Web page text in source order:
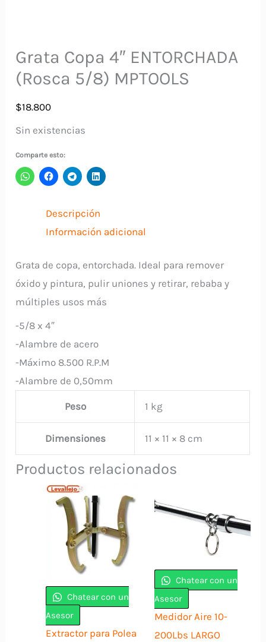
Grata Copa 4″ ENTORCHADA
(Rosca 5/8) MPTOOLS
$18.800
Sin existencias
Comparte esto:
Descripción
Información adicional
Grata de copa, entorchada. Ideal para remover
óxido y pintura, pulir uniones y retirar, rebaba y
múltiples usos más
-5/8 x 4″
-Alambre de acero
-Máximo 8.500 R.P.M
-Alambre de 0,50mm
Peso 1 kg
Dimensiones 11 × 11 × 8 cm
Productos relacionados
Chatear con un
Asesor
Extractor para Polea
Chatear con un
Asesor
Medidor Aire 10-
200Lbs LARGO